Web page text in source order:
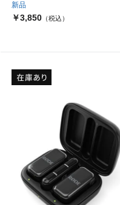
新品
￥3,850 （税込）